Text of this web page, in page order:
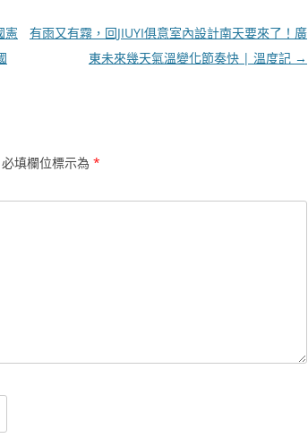
憲
有雨又有霧，回JIUYI俱意室內設計南天要來了！廣
東未來幾天氣溫變化節奏快 | 溫度記 →
必填欄位標示為 *